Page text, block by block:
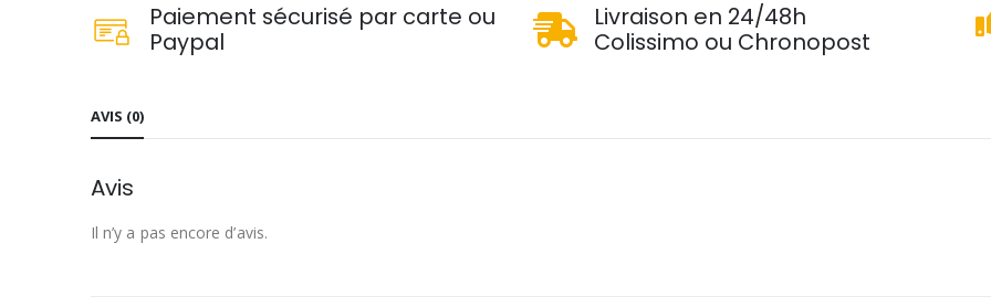
Paiement sécurisé par carte ou
Paypal
Livraison en 24/48h
Colissimo ou Chronopost
AVIS (0)
Avis
Il n’y a pas encore d’avis.